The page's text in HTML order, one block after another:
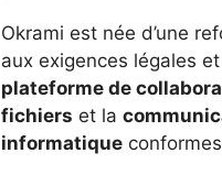
Okrami est née d’une
aux exigences légales
plateforme de
fichiers et la
informatique